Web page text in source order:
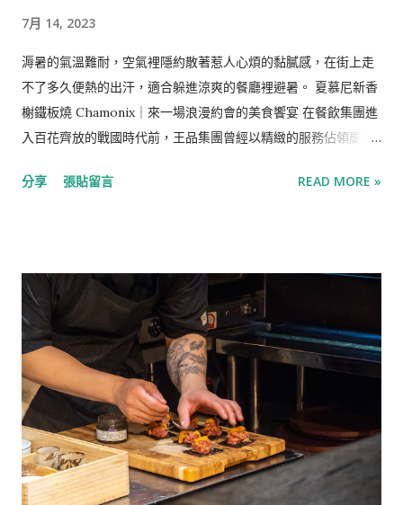
肉、洋蔥、蘋果，再佐香甜的沙拉醬與一點鮭魚卵，松葉蟹與鮭
是它迷人的標誌。 馬賽海鮮濃湯 蘭花蚌/白蝦/海鮮濃湯 改良自
7月 14, 2023
溽暑的氣溫難耐，空氣裡隱約散著惹人心煩的黏膩感，在街上走
不了多久便熱的出汗，適合躲進涼爽的餐廳裡避暑。 夏慕尼新香
榭鐵板燒 Chamonix｜來一場浪漫約會的美食饗宴 在餐飲集團進
入百花齊放的戰國時代前，王品集團曾經以精緻的服務佔領慶
而今的王品品牌目不及暇，各國料理、各式料理，從平價到高價
理、Lounge Bar與鐵板料理，打破鐵板燒大火快炒的粗曠印象，
以優雅的方式一道一道出餐，是我對精緻鐵板燒的第一印象，也
是多年前的我一直惦記著要嚐一嚐的大餐，而從初訪至今竟也已
經十年過去，偶爾的一頓大餐早已不是難事。 帕瑪森起司麵包 佐
料有1.洋蔥碎/2.蒜香魚子抹醬/3.玫瑰鹽。 洋蔥脆口微辛，可以
單吃開胃；香氣濃郁的蒜味抹醬搭配顆粒狀的鱼子，鹹香甜中帶
點嗆辣，是夏慕尼引人注目的招牌之一，也有人特外帶麵包只為
了一嚐美味的抹醬，與櫻花蝦炒飯皆被稱為夏慕尼主餐外的本
體。 熱前菜-青檸茴香奶油鮑魚&松露蒸蛋 小巧的熱前菜，由師
分享 張貼留言 READ MORE »